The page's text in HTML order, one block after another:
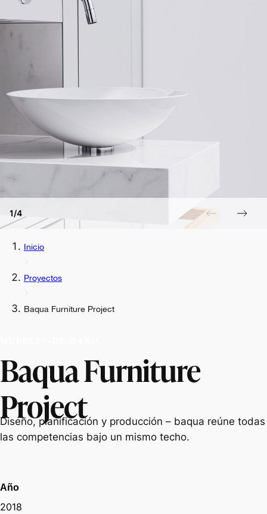
Inicio
Proyectos
Baqua Furniture Project
Baqua Furniture
Project
Diseño, planificación y producción – baqua reúne todas
las competencias bajo un mismo techo.
1/4
Año
2018